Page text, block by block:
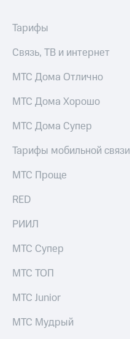
Акции
Домашний
интернет
Домашнее
ТВ
Домашний
номером
Поддержка
и подписки
Premium
Premium
Подписка
на гигабайты
интернета,
фильмы,
музыка
и многое
общие
и услуги,
к геолокации
Сертификаты
безопасности
Тарифы
Связь, ТВ и интернет
МТС Дома Отлично
МТС Дома Хорошо
МТС Дома Супер
Тарифы мобильной связи
МТС Проще
RED
РИИЛ
МТС Супер
МТС ТОП
МТС Junior
МТС Мудрый